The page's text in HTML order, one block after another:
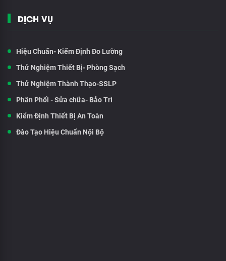
DỊCH VỤ
Hiệu Chuẩn- Kiểm Định Đo Lường
Thử Nghiệm Thiết Bị- Phòng Sạch
Thử Nghiệm Thành Thạo-SSLP
Phân Phối - Sửa chữa- Bảo Trì
Kiểm Định Thiết Bị An Toàn
Đào Tạo Hiệu Chuẩn Nội Bộ